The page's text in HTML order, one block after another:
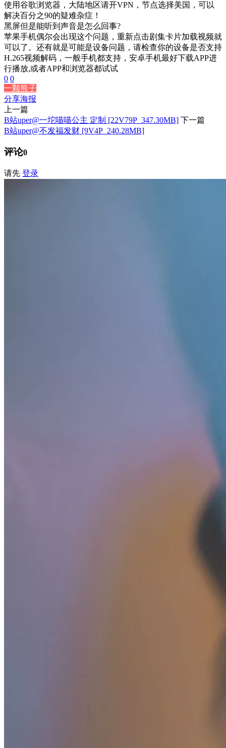
使用谷歌浏览器，大陆地区请开VPN，节点选择美国，可以
解决百分之90的疑难杂症！
黑屏但是能听到声音是怎么回事?
苹果手机偶尔会出现这个问题，重新点击剧集卡片加载视频就
可以了。还有就是可能是设备问题，请检查你的设备是否支持
H.265视频解码，一般手机都支持，安卓手机最好下载APP进
行播放,或者APP和浏览器都试试
0 0
一颗熊子
分享海报
上一篇
B站uper@一坨喵喵公主 定制 [22V79P_347.30MB] 下一篇
B站uper@不发福发财 [9V4P_240.28MB]
评论0
请先 登录